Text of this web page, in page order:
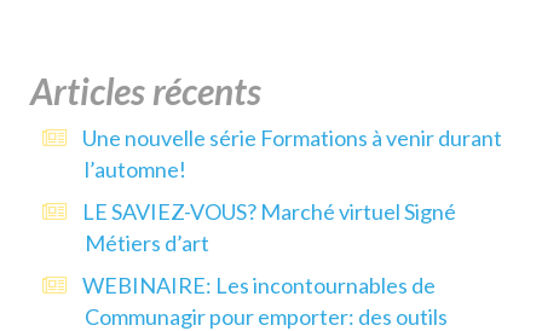
Articles récents
Une nouvelle série Formations à venir durant
l’automne!
LE SAVIEZ-VOUS? Marché virtuel Signé
Métiers d’art
WEBINAIRE: Les incontournables de
Communagir pour emporter: des outils